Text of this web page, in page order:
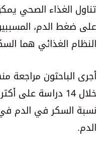
تناول الغذاء الصحي
على ضغط الدم،
النظام الغذائي هما
أجرى الباحثون مراجعة
نسبة السكر في الدم
الدم.